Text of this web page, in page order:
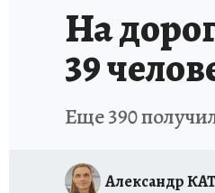
На
39
Еще 390
Александр